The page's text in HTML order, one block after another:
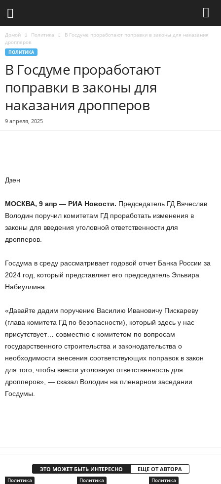
Домой Политика
В Госдуме проработают поправки в законы для наказания
дропперов
ПОЛИТИКА
В Госдуме проработают
поправки в законы для
наказания дропперов
9 апреля, 2025
Дзен
МОСКВА, 9 апр — РИА Новости. Председатель ГД Вячеслав
Володин поручил комитетам ГД проработать изменения в
законы для введения уголовной ответственности для
дропперов.
Госдума в среду рассматривает годовой отчет Банка России за
2024 год, который представляет его председатель Эльвира
Набиуллина.
«Давайте дадим поручение Василию Ивановичу Пискареву
(глава комитета ГД по безопасности), который здесь у нас
присутствует… совместно с комитетом по вопросам
государственного строительства и законодательства о
необходимости внесения соответствующих поправок в закон
для того, чтобы ввести уголовную ответственность для
дропперов», — сказал Володин на пленарном заседании
Госдумы.
ЭТО МОЖЕТ БЫТЬ ИНТЕРЕСНО ЕЩЕ ОТ АВТОРА
Политика Политика Политика